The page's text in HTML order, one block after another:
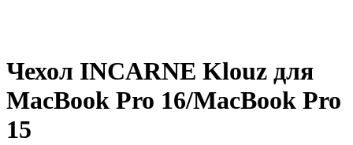
Чехол INCARNE Klouz для
MacBook Pro 16/MacBook Pro
15